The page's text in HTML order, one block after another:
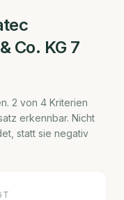
Co. KG 7
2 von 4 Kriterien
erkennbar. Nicht
statt sie negativ